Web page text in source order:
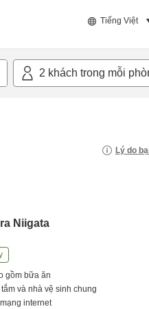
Tiếng Việt
2 khách trong mỗi
Lý do
Niigata
gồm bữa ăn
và nhà vệ sinh chung
internet